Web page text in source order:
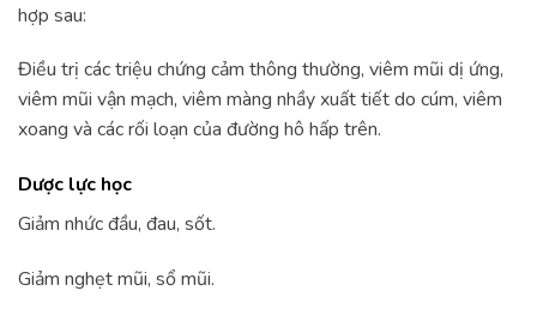
hợp sau:
Điều trị các triệu chứng cảm thông thường, viêm mũi dị ứng,
viêm mũi vận mạch, viêm màng nhầy xuất tiết do cúm, viêm
xoang và các rối loạn của đường hô hấp trên.
Dược lực học
Giảm nhức đầu, đau, sốt.
Giảm nghẹt mũi, sổ mũi.